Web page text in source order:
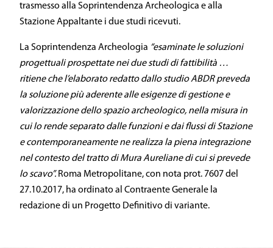
trasmesso alla Soprintendenza Archeologica e alla
Stazione Appaltante i due studi ricevuti.
La Soprintendenza Archeologia “esaminate le soluzioni
progettuali prospettate nei due studi di fattibilità …
ritiene che l’elaborato redatto dallo studio ABDR preveda
la soluzione più aderente alle esigenze di gestione e
valorizzazione dello spazio archeologico, nella misura in
cui lo rende separato dalle funzioni e dai flussi di Stazione
e contemporaneamente ne realizza la piena integrazione
nel contesto del tratto di Mura Aureliane di cui si prevede
lo scavo”.Roma Metropolitane, con nota prot. 7607 del
27.10.2017, ha ordinato al Contraente Generale la
redazione di un Progetto Definitivo di variante.